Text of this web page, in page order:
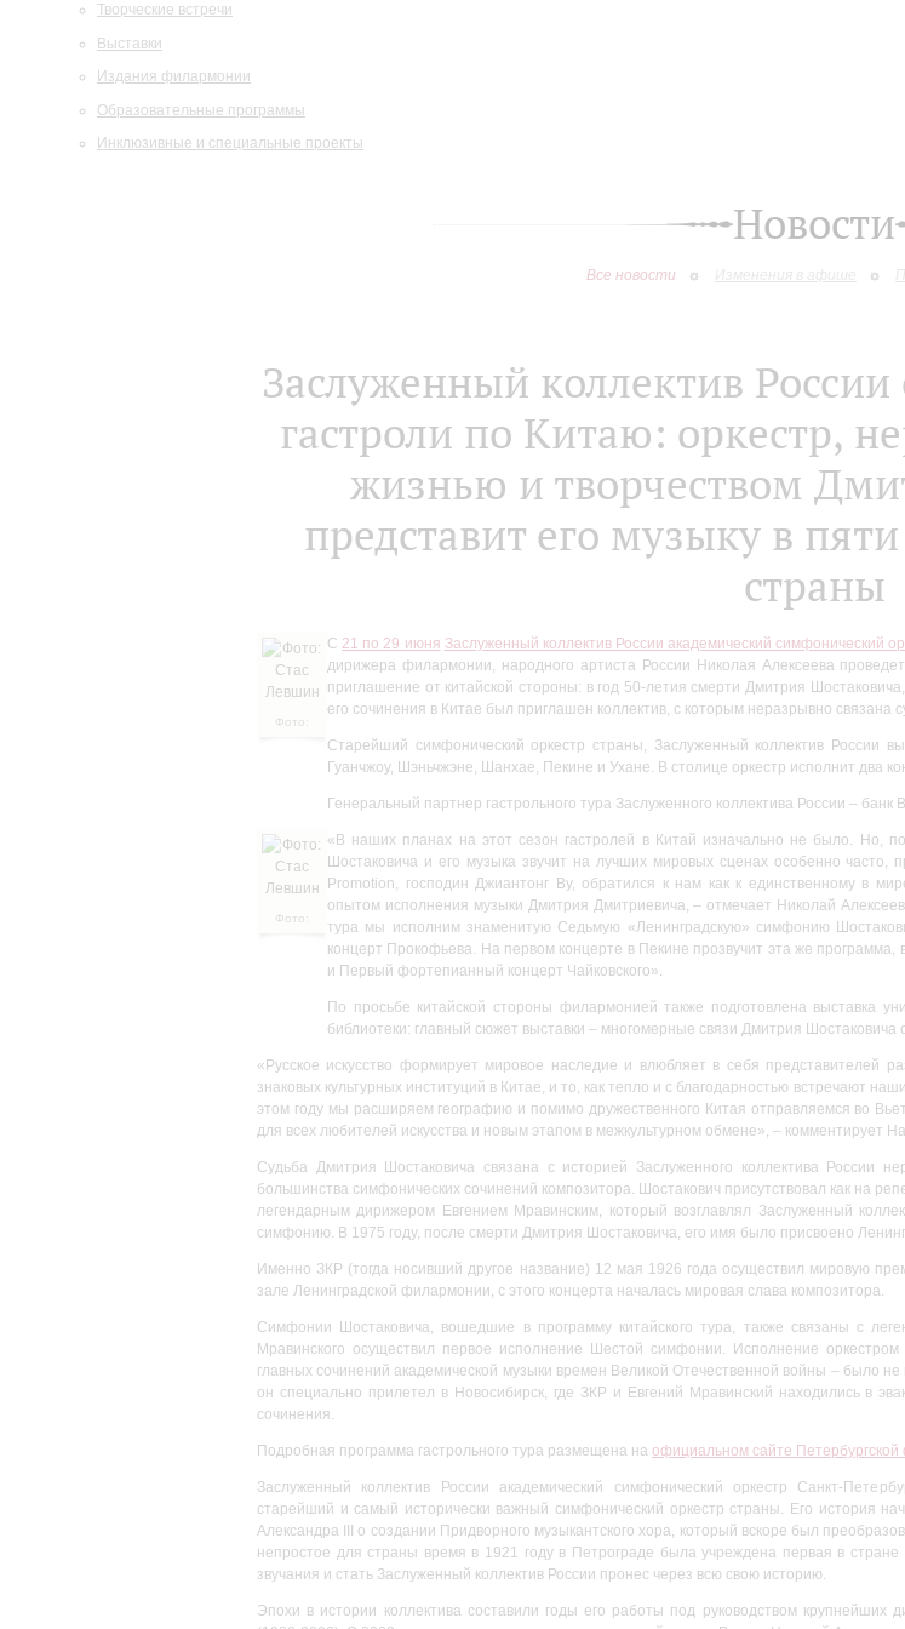
Творческие встречи
Выставки
Издания филармонии
Образовательные программы
Инклюзивные и специальные проекты
Новости
Все новости Изменения в афише
Заслуженный коллектив
гастроли по Китаю: оркестр,
жизнью и творчеством
представит его музыку в
страны
Фото:
С 21 по 29 июня Заслуженный коллектив России академический симфонический
дирижера филармонии, народного артиста России Николая Алексеева
приглашение от китайской стороны: в год 50-летия смерти Дмитрия
его сочинения в Китае был приглашен коллектив, с которым неразрывно связана
Старейший симфонический оркестр страны, Заслуженный коллектив России
Гуанчжоу, Шэньчжэне, Шанхае, Пекине и Ухане. В столице оркестр исполнит два
Генеральный партнер гастрольного тура Заслуженного коллектива России – банк
Фото:
«В наших планах на этот сезон гастролей в Китай изначально не было. Но,
Шостаковича и его музыка звучит на лучших мировых сценах особенно часто,
Promotion, господин Джиантонг Ву, обратился к нам как к единственному в
опытом исполнения музыки Дмитрия Дмитриевича, – отмечает Николай
тура мы исполним знаменитую Седьмую «Ленинградскую» симфонию
концерт Прокофьева. На первом концерте в Пекине прозвучит эта же
и Первый фортепианный концерт Чайковского».
По просьбе китайской стороны филармонией также подготовлена выставка
библиотеки: главный сюжет выставки – многомерные связи Дмитрия
«Русское искусство формирует мировое наследие и влюбляет в себя представителей
знаковых культурных институций в Китае, и то, как тепло и с благодарностью встречают
этом году мы расширяем географию и помимо дружественного Китая отправляемся во
для всех любителей искусства и новым этапом в межкультурном обмене», – комментирует
Судьба Дмитрия Шостаковича связана с историей Заслуженного коллектива России
большинства симфонических сочинений композитора. Шостакович присутствовал как на
легендарным дирижером Евгением Мравинским, который возглавлял Заслуженный
симфонию. В 1975 году, после смерти Дмитрия Шостаковича, его имя было присвоено
Именно ЗКР (тогда носивший другое название) 12 мая 1926 года осуществил мировую
зале Ленинградской филармонии, с этого концерта началась мировая слава композитора.
Симфонии Шостаковича, вошедшие в программу китайского тура, также связаны с
Мравинского осуществил первое исполнение Шестой симфонии. Исполнение
главных сочинений академической музыки времен Великой Отечественной войны – было
он специально прилетел в Новосибирск, где ЗКР и Евгений Мравинский находились в
сочинения.
Подробная программа гастрольного тура размещена на официальном сайте
Заслуженный коллектив России академический симфонический оркестр Санкт-
старейший и самый исторически важный симфонический оркестр страны. Его история
Александра III о создании Придворного музыкантского хора, который вскоре был
непростое для страны время в 1921 году в Петрограде была учреждена первая в
звучания и стать Заслуженный коллектив России пронес через всю свою историю.
Эпохи в истории коллектива составили годы его работы под руководством